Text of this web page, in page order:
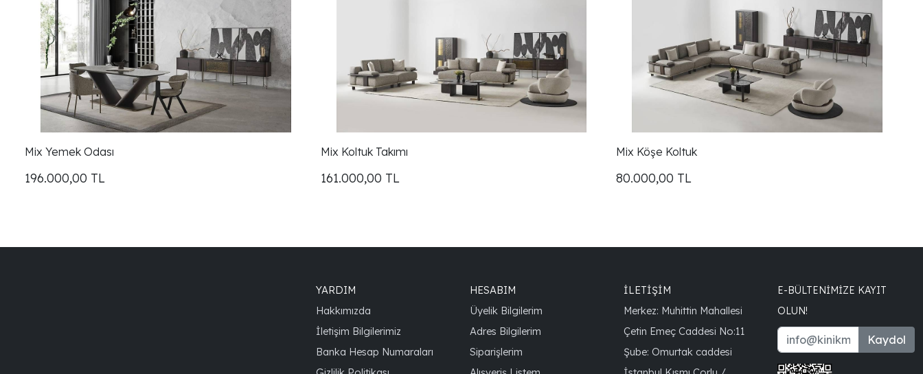
Mix Yemek Odası
196.000,00 TL
Mix Koltuk Takımı
161.000,00 TL
Mix Köşe Koltuk
80.000,00 TL
YARDIM
Hakkımızda
İletişim Bilgilerimiz
Banka Hesap Numaraları
HESABIM
Üyelik Bilgilerim
Adres Bilgilerim
Siparişlerim
İLETİŞİM
Merkez: Muhittin Mahallesi
Çetin Emeç Caddesi No:11
Şube: Omurtak caddesi
E-BÜLTENIMIZE KAYIT
OLUN!
Kaydol